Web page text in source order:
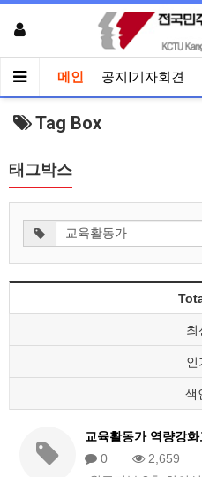
메인 공지|기자회견
Tag Box
태그박스
최
인
색
교육활동가 역량강
0
2,659